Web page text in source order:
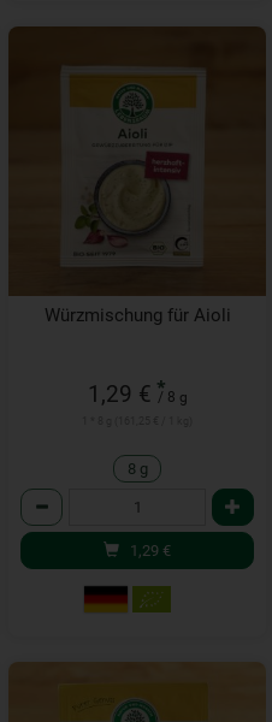
Würzmischung für Aioli
1,29 € *
/ 8 g
8 g
Anzahl
1,29 €